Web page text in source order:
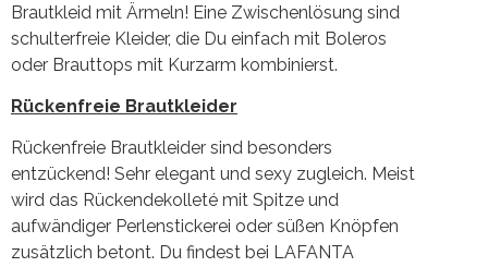
Brautkleid mit Ärmeln! Eine Zwischenlösung sind
schulterfreie Kleider, die Du einfach mit Boleros
oder Brauttops mit Kurzarm kombinierst.
Rückenfreie Brautkleider
Rückenfreie Brautkleider sind besonders
entzückend! Sehr elegant und sexy zugleich. Meist
wird das Rückendekolleté mit Spitze und
aufwändiger Perlenstickerei oder süßen Knöpfen
zusätzlich betont. Du findest bei LAFANTA